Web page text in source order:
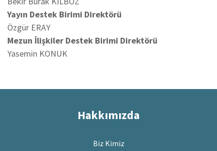
Yayın Destek Birimi Direktörü
Özgür ERAY
Mezun İlişkiler Destek Birimi Direktörü
Yasemin KONUK
Hakkımızda
Biz Kimiz